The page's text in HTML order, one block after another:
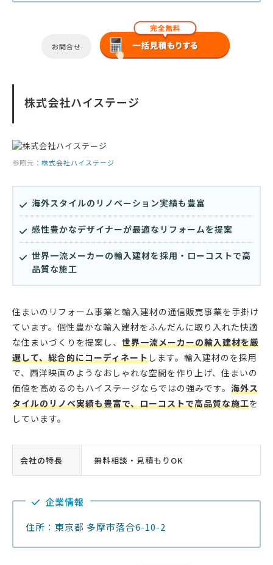
お問合せ
株式会社ハイステージ
参照元： 株式会社ハイステージ
海外スタイルのリノベーション実績も豊富
感性豊かなデザイナーが最適なリフォームを提案
世界一流メーカーの輸入建材を採用・ローコストで高
品質な施工
住まいのリフォーム事業と輸入建材の通信販売事業を手掛け
ています。個性豊かな輸入建材をふんだんに取り入れた快適
な住まいづくりを提案し、 世界一流メーカーの輸入建材を厳
選して、総合的にコーディネートします。輸入建材のを採用
で、西洋映画のようなおしゃれな空間を作り上げ、住まいの
価値を高めるのもハイステージならではの強みです。 海外ス
タイルのリノベ実績も豊富で、ローコストで高品質な施工を
しています。
会社の特長 無料相談・見積もりOK
企業情報
住所：東京都 多摩市落合6-10-2